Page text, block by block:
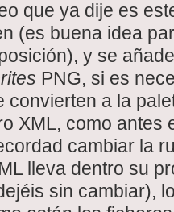
que ya dije es
(es buena idea
y se
PNG, si es
convierten a la
XML, como antes
cambiar la
lleva dentro su
sin cambiar),